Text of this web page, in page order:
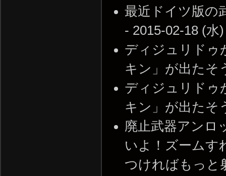
最近ドイツ版の
- 2015-02-18 (水
ディジュリドゥ
キン」が出たそ
ディジュリドゥ
キン」が出たそ
廃止武器アンロ
いよ！ズームす
つければもっと